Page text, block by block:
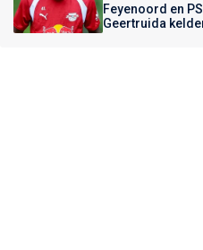
Feyenoord en
Geertruida